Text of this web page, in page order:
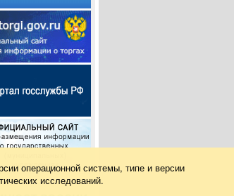
операционной системы, типе и версии
исследований.